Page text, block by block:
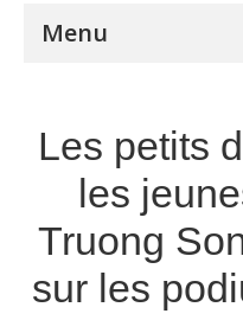
Menu
Les Origines
Les Styles
Où Pratiquer
Stages
Les petits
les
Truong
sur les